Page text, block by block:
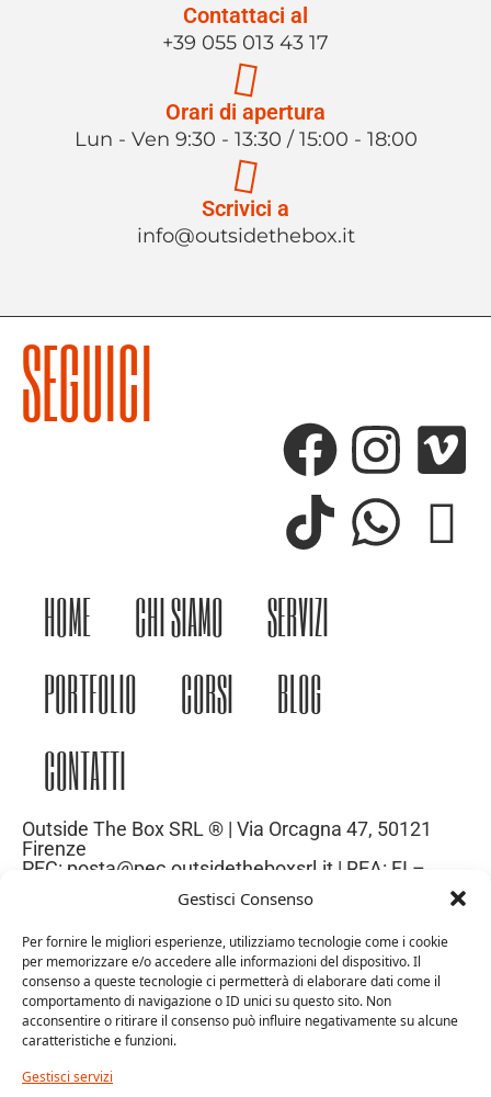
Gestisci Consenso
Per fornire le migliori esperienze, utilizziamo tecnologie come i cookie
per memorizzare e/o accedere alle informazioni del dispositivo. Il
consenso a queste tecnologie ci permetterà di elaborare dati come il
comportamento di navigazione o ID unici su questo sito. Non
acconsentire o ritirare il consenso può influire negativamente su alcune
caratteristiche e funzioni.
Gestisci servizi
Contattaci al
+39 055 013 43 17
Orari di apertura
Lun - Ven 9:30 - 13:30 / 15:00 - 18:00
Scrivici a
info@outsidethebox.it
HOME CHI SIAMO
SERVIZI
PORTFOLIO
CORSI
BLOG
CONTATTI
Outside The Box SRL ® | Via Orcagna 47, 50121
Firenze
PEC: posta@pec.outsidetheboxsrl.it | REA: FI –
669971| P.IVA: 06969740486
Capitale Sociale: 10.000€
SEGUICI